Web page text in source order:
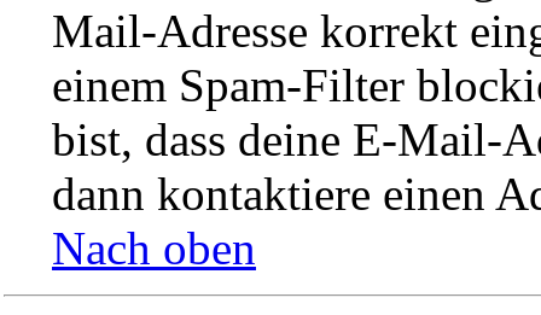
Mail-Adresse korrekt
einem Spam-Filter
bist, dass deine E-Mail-
dann kontaktiere einen
Nach oben